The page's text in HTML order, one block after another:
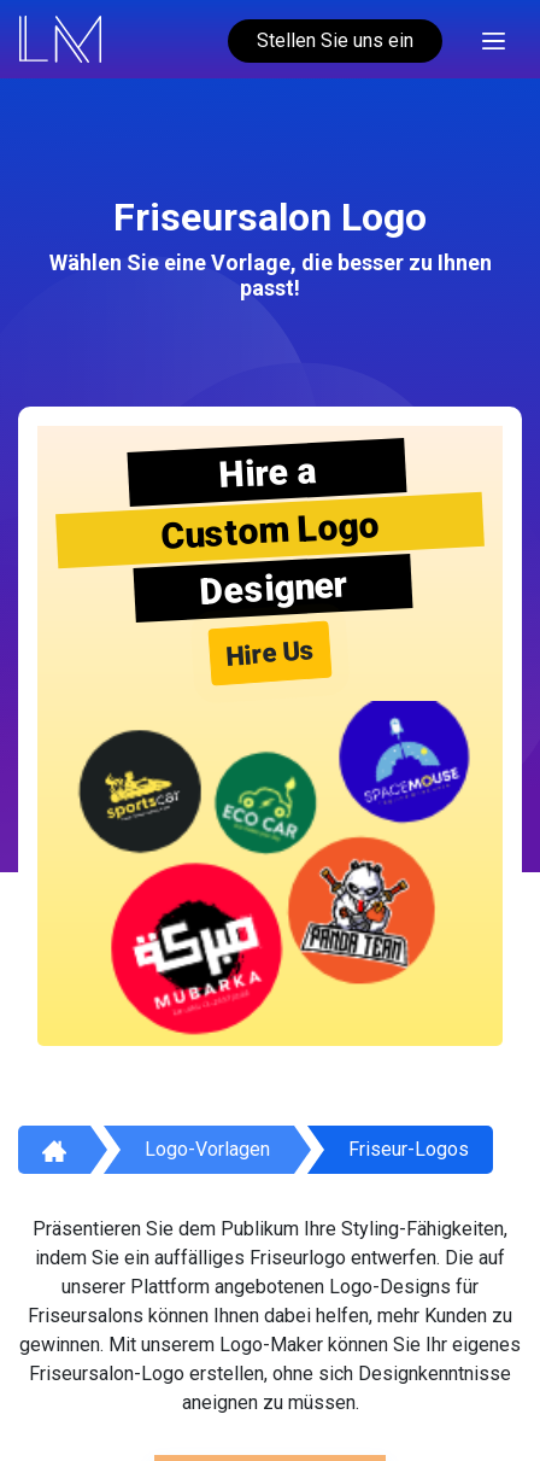
Stellen Sie uns ein
Friseursalon Logo
Wählen Sie eine Vorlage, die besser zu Ihnen
passt!
Hire a
Custom Logo
Designer
Hire Us
Logo-Vorlagen Friseur-Logos
Präsentieren Sie dem Publikum Ihre Styling-Fähigkeiten,
indem Sie ein auffälliges Friseurlogo entwerfen. Die auf
unserer Plattform angebotenen Logo-Designs für
Friseursalons können Ihnen dabei helfen, mehr Kunden zu
gewinnen. Mit unserem Logo-Maker können Sie Ihr eigenes
Friseursalon-Logo erstellen, ohne sich Designkenntnisse
aneignen zu müssen.